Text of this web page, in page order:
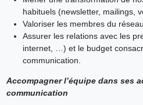
habituels (newsletter, mailings,
Valoriser les membres du
Assurer les relations avec les
internet, …) et le budget
communication.
Accompagner l’équipe dans ses
communication